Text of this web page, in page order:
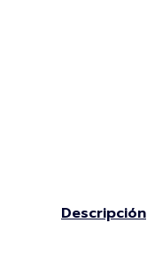
Descripción